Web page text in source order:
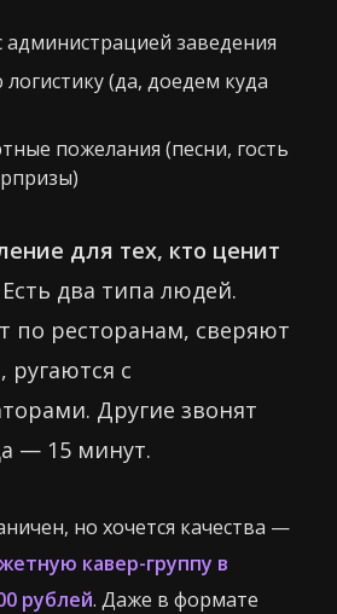
заведения
(да, доедем куда
пожелания (песни, гость
для тех, кто ценит
Есть два типа людей.
по ресторанам, сверяют
ругаются с
Другие звонят
— 15 минут.
но хочется качества —
кавер-группу в
рублей. Даже в формате